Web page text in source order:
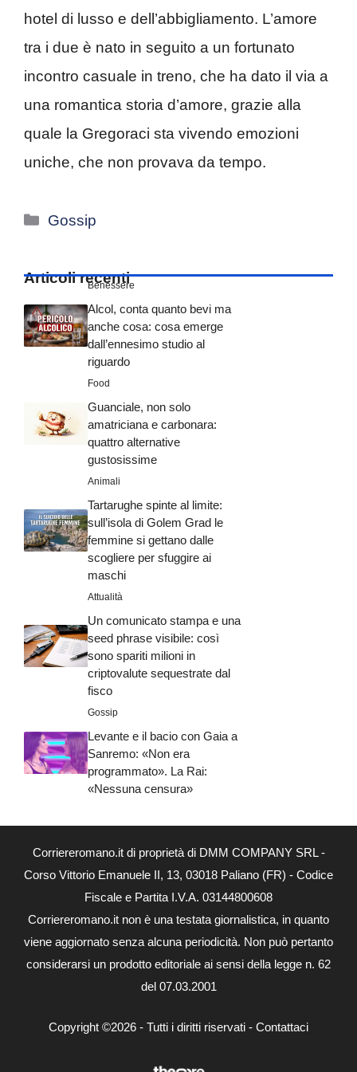
hotel di lusso e dell’abbigliamento. L’amore
tra i due è nato in seguito a un fortunato
incontro casuale in treno, che ha dato il via a
una romantica storia d’amore, grazie alla
quale la Gregoraci sta vivendo emozioni
uniche, che non provava da tempo.
Categorie
Gossip
Articoli recenti
Benessere
Alcol, conta quanto bevi ma
anche cosa: cosa emerge
dall’ennesimo studio al
riguardo
Food
Guanciale, non solo
amatriciana e carbonara:
quattro alternative
gustosissime
Animali
Tartarughe spinte al limite:
sull’isola di Golem Grad le
femmine si gettano dalle
scogliere per sfuggire ai
maschi
Attualità
Un comunicato stampa e una
seed phrase visibile: così
sono spariti milioni in
criptovalute sequestrate dal
fisco
Gossip
Levante e il bacio con Gaia a
Sanremo: «Non era
programmato». La Rai:
«Nessuna censura»
Corriereromano.it di proprietà di DMM COMPANY SRL -
Corso Vittorio Emanuele II, 13, 03018 Paliano (FR) - Codice
Fiscale e Partita I.V.A. 03144800608
Corriereromano.it non è una testata giornalistica, in quanto
viene aggiornato senza alcuna periodicità. Non può pertanto
considerarsi un prodotto editoriale ai sensi della legge n. 62
del 07.03.2001
Copyright ©2026 - Tutti i diritti riservati - Contattaci